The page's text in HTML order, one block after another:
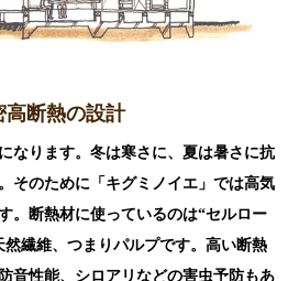
高断熱の設計
なります。冬は寒さに、夏は暑さに抗
そのために「キグミノイエ」では高気
。断熱材に使っているのは“セルロー
然繊維、つまりパルプです。高い断熱
音性能、シロアリなどの害虫予防もあ